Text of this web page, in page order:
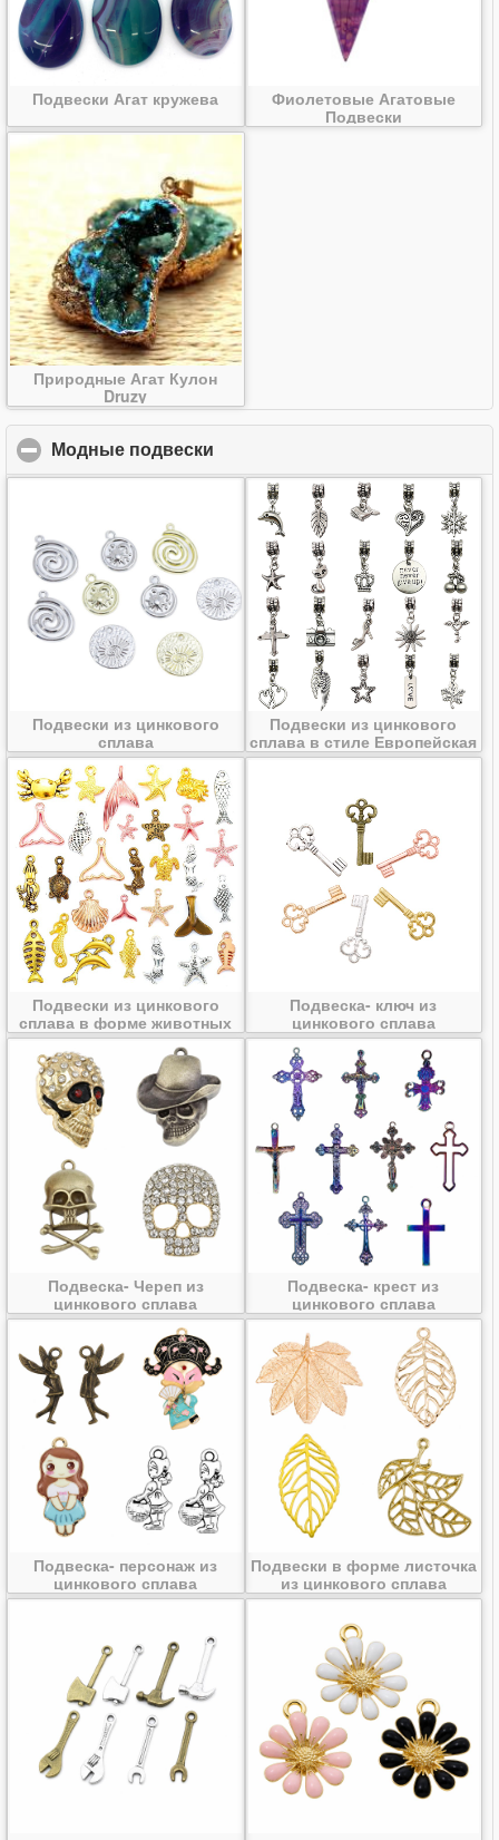
Подвески Агат кружева
Фиолетовые Агатовые
Подвески
Природные Агат Кулон
Druzy
Модные подвески
Подвески из цинкового
сплава
Подвески из цинкового
сплава в стиле Европейская
стиль
Подвески из цинкового
сплава в форме животных
Подвеска- ключ из
цинкового сплава
Подвеска- Череп из
цинкового сплава
Подвеска- крест из
цинкового сплава
Подвеска- персонаж из
цинкового сплава
Подвески в форме листочка
из цинкового сплава